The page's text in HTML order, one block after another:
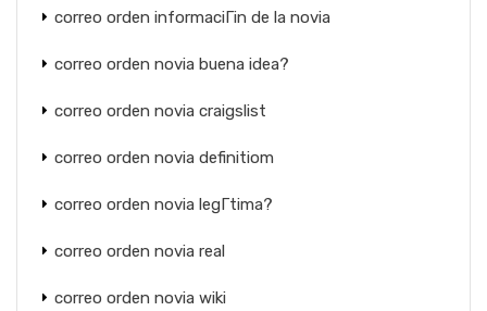
correo orden informaciГіn de la novia
correo orden novia buena idea?
correo orden novia craigslist
correo orden novia definitiom
correo orden novia legГ­tima?
correo orden novia real
correo orden novia wiki